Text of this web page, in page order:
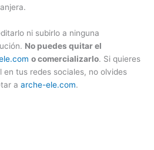
ni subirlo a ninguna
No puedes quitar el
o comercializarlo. Si quieres
tus redes sociales, no olvides
a arche-ele.com.